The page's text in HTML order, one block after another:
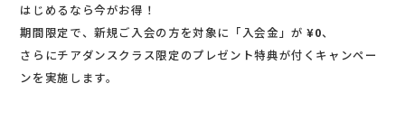
はじめるなら今がお得！
期間限定で、新規ご入会の方を対象に「入会金」が¥0、
さらにチアダンスクラス限定のプレゼント特典が付くキャンペー
ンを実施します。